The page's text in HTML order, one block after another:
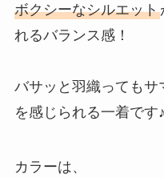
ボクシーなシルエット
れるバランス感！
バサッと羽織ってもサ
を感じられる一着です♪
カラーは、